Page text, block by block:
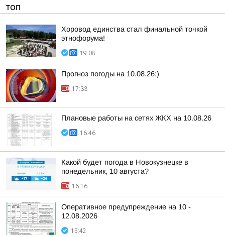
ТОП
Хоровод единства стал финальной точкой
этнофорума!
19:08
Прогноз погоды на 10.08.26:)
17:33
Плановые работы на сетях ЖКХ на 10.08.26
16:46
Какой будет погода в Новокузнецке в
понедельник, 10 августа?
16:16
Оперативное предупреждение на 10 -
12.08.2026
15:42